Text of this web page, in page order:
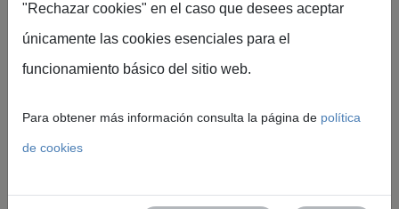
BONDIOLI & PAVESI
Bondioli y Pavesi Ibérica S.A. empresa dedicada
"Rechazar cookies" en el caso que desees aceptar
únicamente las cookies esenciales para el
funcionamiento básico del sitio web.
Para obtener más información consulta la página de política
de cookies